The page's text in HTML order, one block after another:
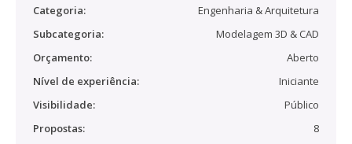
Categoria:
Engenharia & Arquitetura
Subcategoria:
Modelagem 3D & CAD
Orçamento:
Aberto
Nível de experiência:
Iniciante
Visibilidade:
Público
Propostas:
8